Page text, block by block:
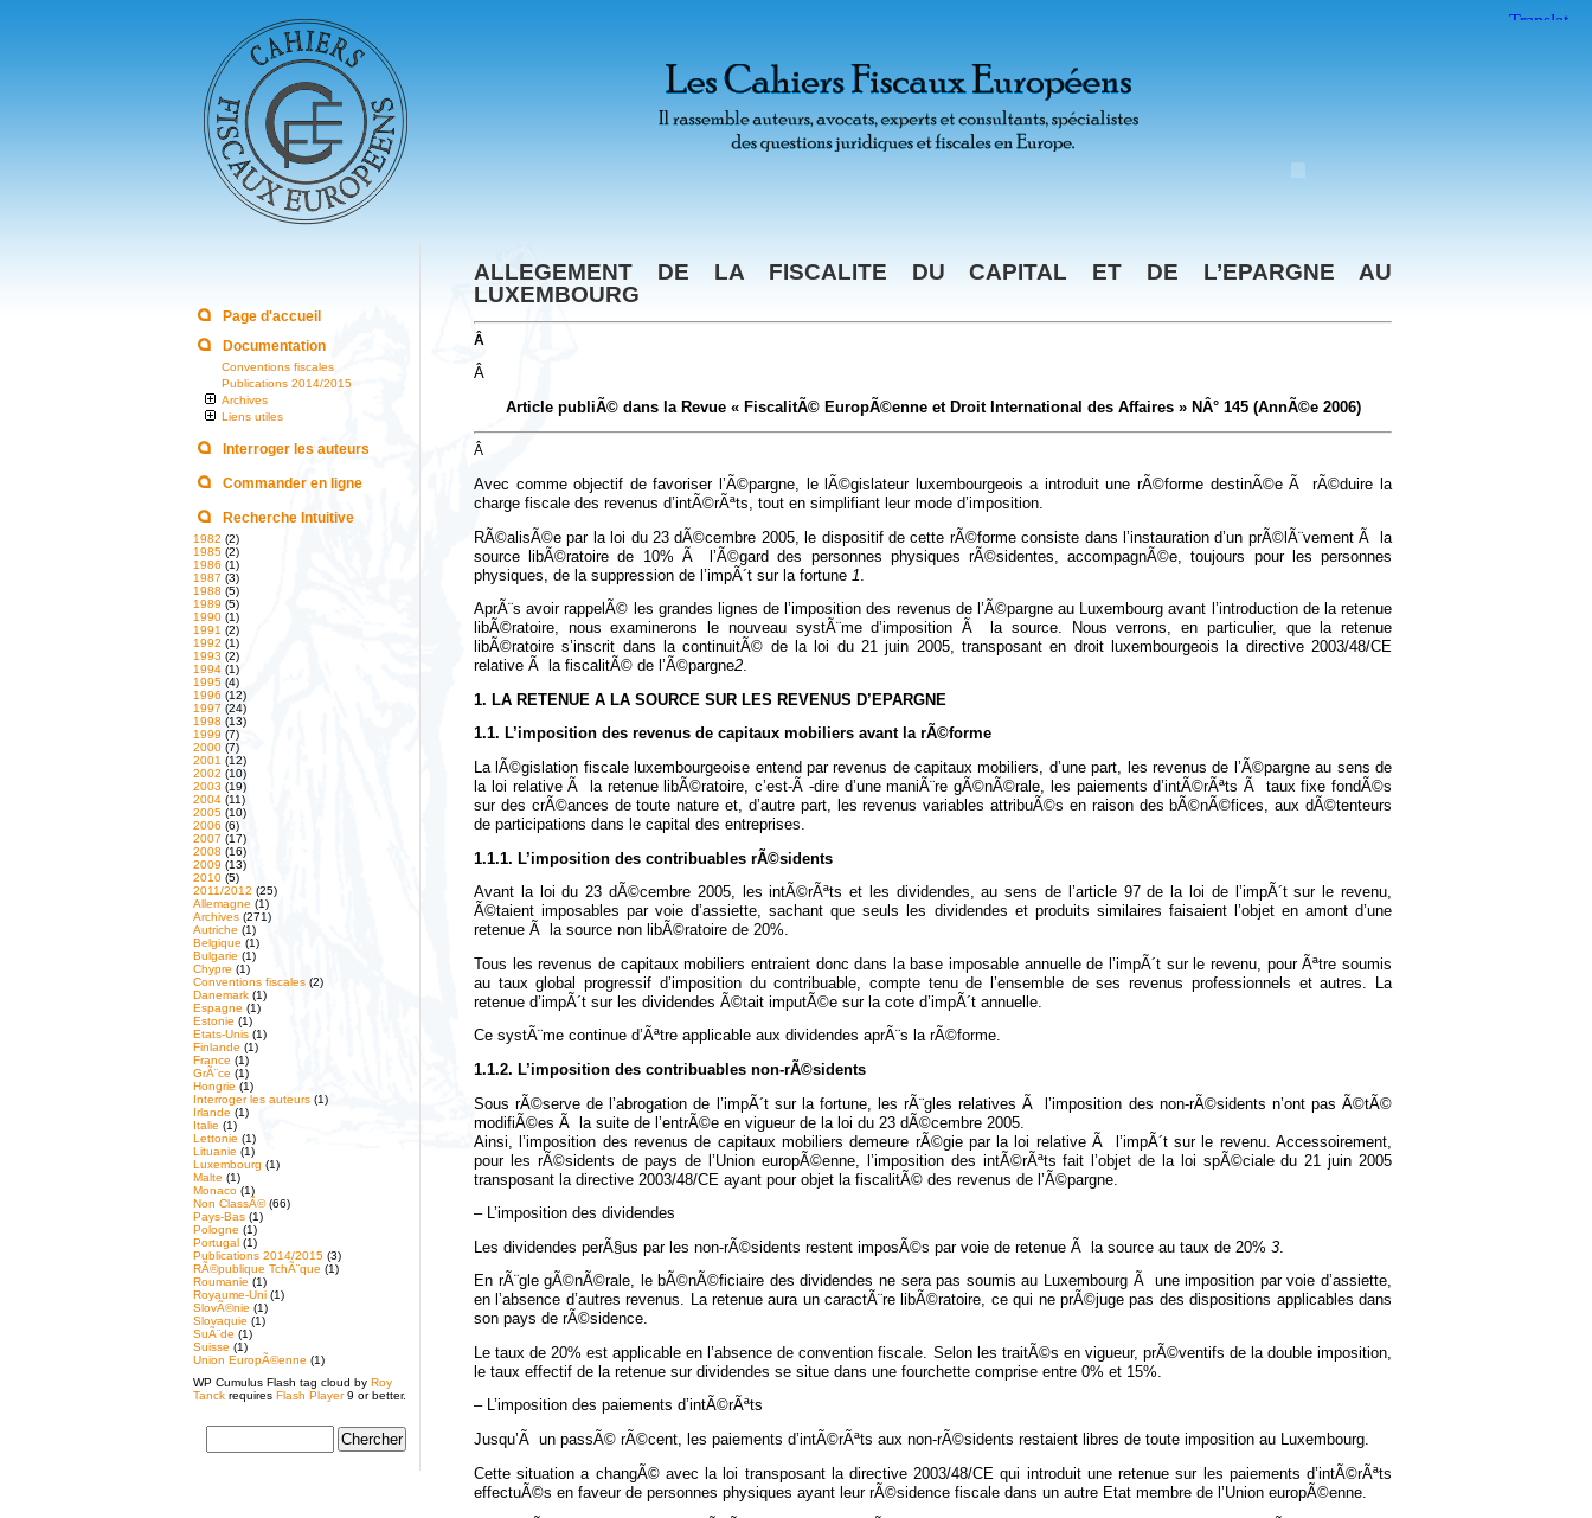
Page d'accueil
Documentation
Conventions fiscales
Publications 2014/2015
Archives
Liens utiles
Interroger les auteurs
Commander en ligne
Recherche Intuitive
1982 (2)
1985 (2)
1986 (1)
1987 (3)
1988 (5)
1989 (5)
1990 (1)
1991 (2)
1992 (1)
1993 (2)
1994 (1)
1995 (4)
1996 (12)
1997 (24)
1998 (13)
1999 (7)
2000 (7)
2001 (12)
2002 (10)
2003 (19)
2004 (11)
2005 (10)
2006 (6)
2007 (17)
2008 (16)
2009 (13)
2010 (5)
2011/2012 (25)
Allemagne (1)
Archives (271)
Autriche (1)
Belgique (1)
Bulgarie (1)
Chypre (1)
Conventions fiscales (2)
Danemark (1)
Espagne (1)
Estonie (1)
Etats-Unis (1)
Finlande (1)
France (1)
GrÃ¨ce (1)
Hongrie (1)
Interroger les auteurs (1)
Irlande (1)
Italie (1)
Lettonie (1)
Lituanie (1)
Luxembourg (1)
Malte (1)
Monaco (1)
Non ClassÃ©(66)
Pays-Bas (1)
Pologne (1)
Portugal (1)
Publications 2014/2015 (3)
RÃ©publique TchÃ¨que (1)
Roumanie (1)
Royaume-Uni (1)
SlovÃ©nie (1)
Slovaquie (1)
SuÃ¨de (1)
Suisse (1)
Union EuropÃ©enne (1)
WP Cumulus Flash tag cloud by Roy
Tanck requires Flash Player9 or better.
ALLEGEMENT DE LA FISCALITE DU CAPITAL ET DE L’EPARGNE AU
LUXEMBOURG
Â
Â
Article publiÃ© dans la Revue « FiscalitÃ© EuropÃ©enne et Droit International des Affaires » NÂ° 145 (AnnÃ©e 2006)
Â
Avec comme objectif de favoriser l’Ã©pargne, le lÃ©gislateur luxembourgeois a introduit une rÃ©forme destinÃ©e Ã rÃ©duire la
charge fiscale des revenus d’intÃ©rÃªts, tout en simplifiant leur mode d’imposition.
RÃ©alisÃ©e par la loi du 23 dÃ©cembre 2005, le dispositif de cette rÃ©forme consiste dans l’instauration d’un prÃ©lÃ¨vement Ã la
source libÃ©ratoire de 10% Ã l’Ã©gard des personnes physiques rÃ©sidentes, accompagnÃ©e, toujours pour les personnes
physiques, de la suppression de l’impÃ´t sur la fortune 1
AprÃ¨s avoir rappelÃ© les grandes lignes de l’imposition des revenus de l’Ã©pargne au Luxembourg avant l’introduction de la retenue
libÃ©ratoire, nous examinerons le nouveau systÃ¨me d’imposition Ã la source. Nous verrons, en particulier, que la retenue
libÃ©ratoire s’inscrit dans la continuitÃ© de la loi du 21 juin 2005, transposant en droit luxembourgeois la directive 2003/48/CE
relative Ã la fiscalitÃ© de l’Ã©pargne2.
1. LA RETENUE A LA SOURCE SUR LES REVENUS D’EPARGNE
1.1. L’imposition des revenus de capitaux mobiliers avant la rÃ©forme
La lÃ©gislation fiscale luxembourgeoise entend par revenus de capitaux mobiliers, d’une part, les revenus de l’Ã©pargne au sens de
la loi relative Ã la retenue libÃ©ratoire, c’est-Ã -dire d’une maniÃ¨re gÃ©nÃ©rale, les paiements d’intÃ©rÃªts Ã taux fixe fondÃ©s
sur des crÃ©ances de toute nature et, d’autre part, les revenus variables attribuÃ©s en raison des bÃ©nÃ©fices, aux dÃ©tenteurs
de participations dans le capital des entreprises.
1.1.1. L’imposition des contribuables rÃ©sidents
Avant la loi du 23 dÃ©cembre 2005, les intÃ©rÃªts et les dividendes, au sens de l’article 97 de la loi de l’impÃ´t sur le revenu,
Ã©taient imposables par voie d’assiette, sachant que seuls les dividendes et produits similaires faisaient l’objet en amont d’une
retenue Ã la source non libÃ©ratoire de 20%.
Tous les revenus de capitaux mobiliers entraient donc dans la base imposable annuelle de l’impÃ´t sur le revenu, pour Ãªtre soumis
au taux global progressif d’imposition du contribuable, compte tenu de l’ensemble de ses revenus professionnels et autres. La
retenue d’impÃ´t sur les dividendes Ã©tait imputÃ©e sur la cote d’impÃ´t annuelle.
Ce systÃ¨me continue d’Ãªtre applicable aux dividendes aprÃ¨s la rÃ©forme.
1.1.2. L’imposition des contribuables non-rÃ©sidents
Sous rÃ©serve de l’abrogation de l’impÃ´t sur la fortune, les rÃ¨gles relatives Ã l’imposition des non-rÃ©sidents n’ont pas Ã©tÃ©
modifiÃ©es Ã la suite de l’entrÃ©e en vigueur de la loi du 23 dÃ©cembre 2005.
Ainsi, l’imposition des revenus de capitaux mobiliers demeure rÃ©gie par la loi relative Ã l’impÃ´t sur le revenu. Accessoirement,
pour les rÃ©sidents de pays de l’Union europÃ©enne, l’imposition des intÃ©rÃªts fait l’objet de la loi spÃ©ciale du 21 juin 2005
transposant la directive 2003/48/CE ayant pour objet la fiscalitÃ© des revenus de l’Ã©pargne.
– L’imposition des dividendes
Les dividendes perÃ§us par les non-rÃ©sidents restent imposÃ©s par voie de retenue Ã la source au taux de 20% 3
En rÃ¨gle gÃ©nÃ©rale, le bÃ©nÃ©ficiaire des dividendes ne sera pas soumis au Luxembourg Ã une imposition par voie d’assiette,
en l’absence d’autres revenus. La retenue aura un caractÃ¨re libÃ©ratoire, ce qui ne prÃ©juge pas des dispositions applicables dans
son pays de rÃ©sidence.
Le taux de 20% est applicable en l’absence de convention fiscale. Selon les traitÃ©s en vigueur, prÃ©ventifs de la double imposition,
le taux effectif de la retenue sur dividendes se situe dans une fourchette comprise entre 0% et 15%.
– L’imposition des paiements d’intÃ©rÃªts
Jusqu’Ã un passÃ© rÃ©cent, les paiements d’intÃ©rÃªts aux non-rÃ©sidents restaient libres de toute imposition au Luxembourg.
Cette situation a changÃ© avec la loi transposant la directive 2003/48/CE qui introduit une retenue sur les paiements d’intÃ©rÃªts
effectuÃ©s en faveur de personnes physiques ayant leur rÃ©sidence fiscale dans un autre Etat membre de l’Union europÃ©enne.